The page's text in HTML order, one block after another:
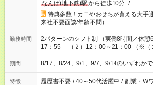
なんば(地下鉄)駅から徒歩10分 / …
特典多数！カニやおせちが貰える大手
来社不要面談/年齢不問）
勤務時間
2パターンのシフト制 （実働8時間／休憩
17：55 （２）12：00～21：00 （※（
談もOK！）
期間 8/17、8/24、9/1、9/7、9/14のいずれか
特徴 履歴書不要 / 40～50代活躍中 / 副業・W